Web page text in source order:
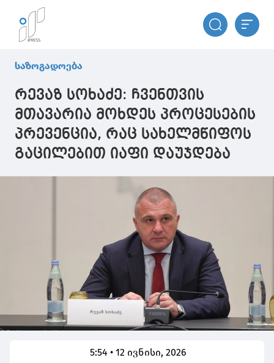
საზოგადოება
რევაზ სოხაძე: ჩვენთვის
მთავარია მოხდეს პროცესების
პრევენცია, რაც სახელმწიფოს
გაცილებით იაფი დაუჯდება
5:54 • 12 ივნისი, 2026